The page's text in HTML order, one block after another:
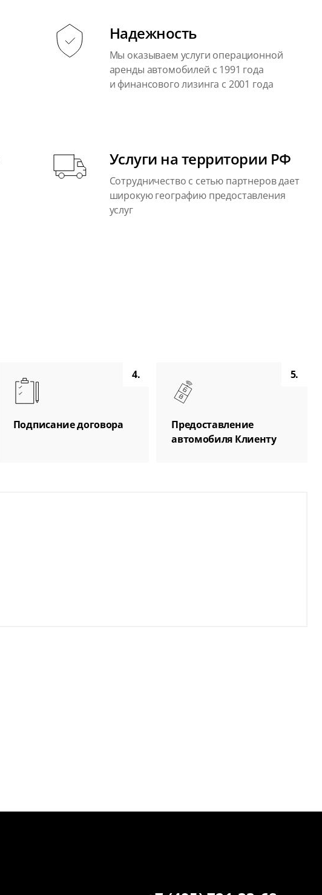
Надежность
Мы оказываем услуги операционной
аренды автомобилей с 1991 года
и финансового лизинга с 2001 года
Услуги на территории РФ
Сотрудничество с сетью партнеров дает
широкую географию предоставления
услуг
4.
Подписание договора
5.
Предоставление
автомобиля Клиенту